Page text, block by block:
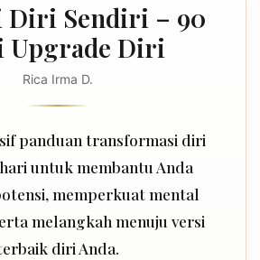
Diri Sendiri – 90
Upgrade Diri
Rica Irma D.
panduan transformasi diri
untuk membantu Anda
memperkuat mental
melangkah menuju versi
diri Anda.